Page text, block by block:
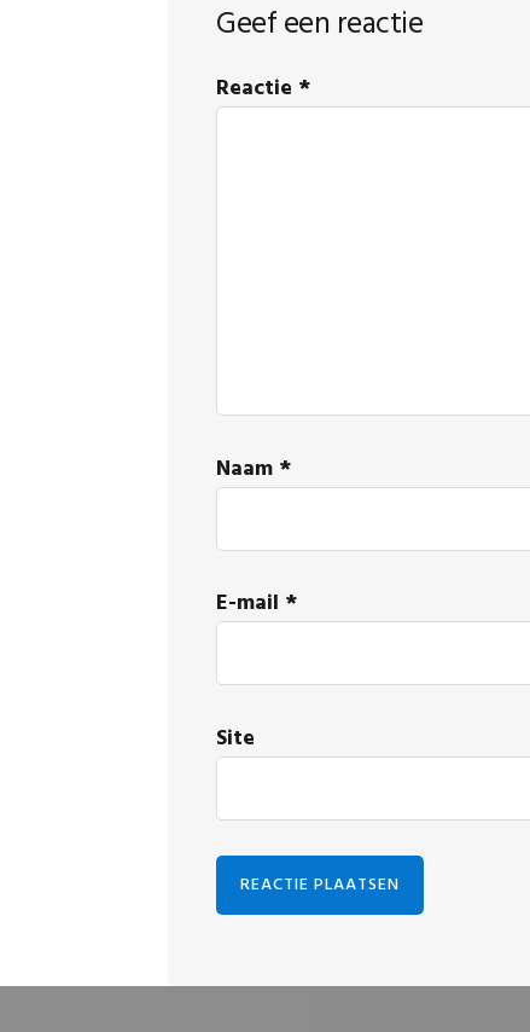
Interacties
Geef een reactie
Reactie *
Naam *
E-mail *
Site